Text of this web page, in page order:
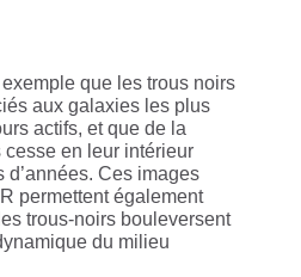
que les trous noirs
aux galaxies les plus
actifs, et que de la
cesse en leur intérieur
Ces images
permettent également
trous-noirs bouleversent
du milieu